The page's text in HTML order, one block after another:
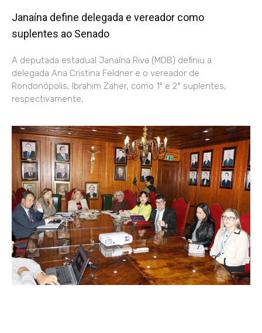
Janaína define delegada e vereador como
suplentes ao Senado
A deputada estadual Janaína Riva (MDB) definiu a
delegada Ana Cristina Feldner e o vereador de
Rondonópolis, Ibrahim Zaher, como 1º e 2ª suplentes,
respectivamente,